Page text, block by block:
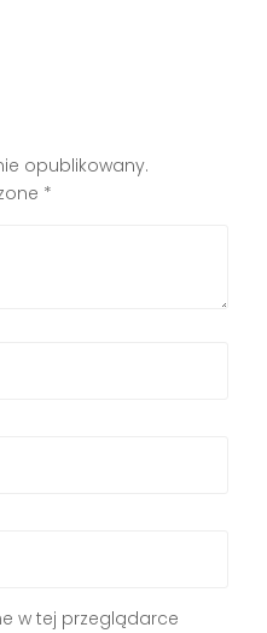
opublikowany.
*
w tej przeglądarce